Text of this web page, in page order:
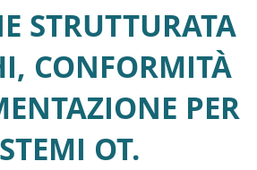
STRUTTURATA
CONFORMITÀ
PER
OT.